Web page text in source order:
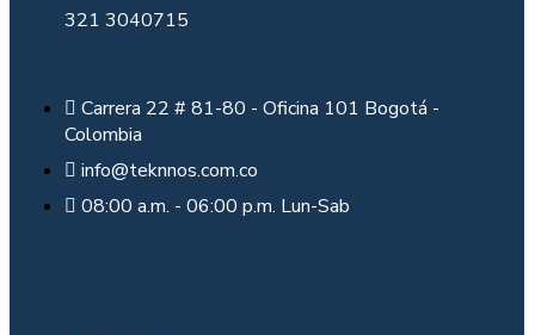
321 3040715
Carrera 22 # 81-80 - Oficina 101 Bogotá -
Colombia
info@teknnos.com.co
08:00 a.m. - 06:00 p.m. Lun-Sab